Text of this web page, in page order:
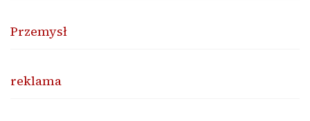
Przemysł
reklama